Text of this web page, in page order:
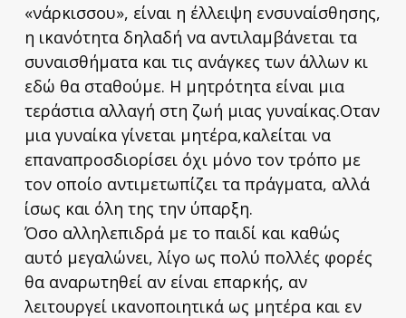
«νάρκισσου», είναι η έλλειψη ενσυναίσθησης,
η ικανότητα δηλαδή να αντιλαμβάνεται τα
συναισθήματα και τις ανάγκες των άλλων κι
εδώ θα σταθούμε. Η μητρότητα είναι μια
τεράστια αλλαγή στη ζωή μιας γυναίκας.Οταν
μια γυναίκα γίνεται μητέρα,καλείται να
επαναπροσδιορίσει όχι μόνο τον τρόπο με
τον οποίο αντιμετωπίζει τα πράγματα, αλλά
ίσως και όλη της την ύπαρξη.
Όσο αλληλεπιδρά με το παιδί και καθώς
αυτό μεγαλώνει, λίγο ως πολύ πολλές φορές
θα αναρωτηθεί αν είναι επαρκής, αν
λειτουργεί ικανοποιητικά ως μητέρα και εν